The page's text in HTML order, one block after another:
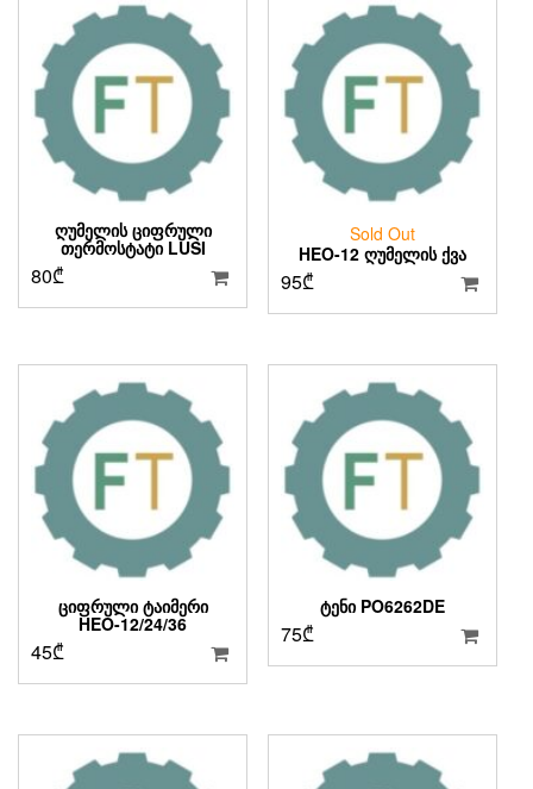
ᲦᲣᲛᲔᲚᲘᲡ ᲪᲘᲤᲠᲣᲚᲘ
ᲗᲔᲠᲛᲝᲡᲢᲐᲢᲘ LUSI
80₾
Sold Out
HEO-12 ᲦᲣᲛᲔᲚᲘᲡ ᲥᲕᲐ
95₾
ᲪᲘᲤᲠᲣᲚᲘ ᲢᲐᲘᲛᲔᲠᲘ
HEO-12/24/36
45₾
ᲢᲔᲜᲘ PO6262DE
75₾